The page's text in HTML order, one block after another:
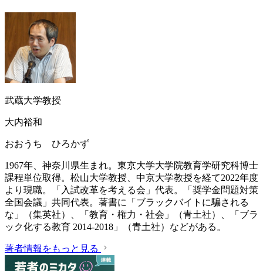
武蔵大学教授
大内裕和
おおうち ひろかず
1967年、神奈川県生まれ。東京大学大学院教育学研究科博士
課程単位取得。松山大学教授、中京大学教授を経て2022年度
より現職。「入試改革を考える会」代表。「奨学金問題対策
全国会議」共同代表。著書に「ブラックバイトに騙される
な」（集英社）、「教育・権力・社会」（青土社）、「ブラ
ック化する教育 2014-2018」（青土社）などがある。
著者情報をもっと見る